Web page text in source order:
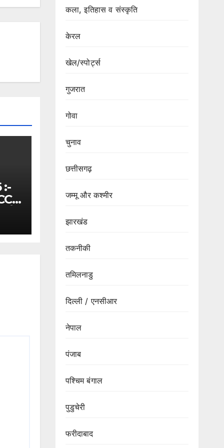
:-
कला, इतिहास व संस्कृति
केरल
खेल/स्पोर्ट्स
गुजरात
गोवा
चुनाव
छत्तीसगढ़
जम्मू और कश्मीर
झारखंड
तकनीकी
तमिलनाडु
दिल्ली / एनसीआर
नेपाल
पंजाब
पश्चिम बंगाल
पुडुचेरी
फरीदाबाद